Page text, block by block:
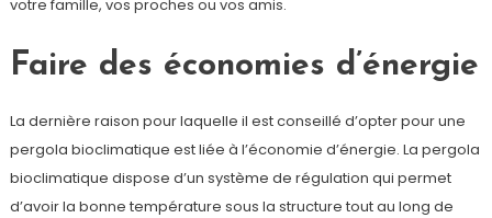
votre famille, vos proches ou vos amis.
Faire des économies d’énergie
La dernière raison pour laquelle il est conseillé d’opter pour une
pergola bioclimatique est liée à l’économie d’énergie. La pergola
bioclimatique dispose d’un système de régulation qui permet
d’avoir la bonne température sous la structure tout au long de